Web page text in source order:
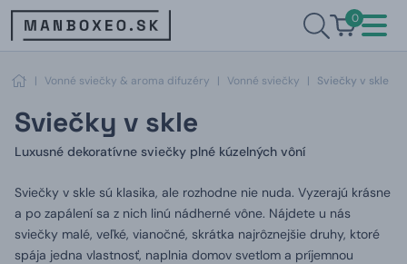
0
| Vonné sviečky & aroma difuzéry | Vonné sviečky | Sviečky v skle
Sviečky v skle
Luxusné dekoratívne sviečky plné kúzelných vôní
Sviečky v skle sú klasika, ale rozhodne nie nuda. Vyzerajú krásne
a po zapálení sa z nich linú nádherné vône. Nájdete u nás
sviečky malé, veľké, vianočné, skrátka najrôznejšie druhy, ktoré
spája jedna vlastnosť, naplnia domov svetlom a príjemnou